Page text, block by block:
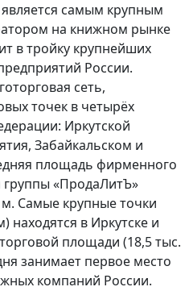
самым крупным
на книжном рынке
в тройку крупнейших
России.
сеть,
точек в четырёх
Иркутской
Забайкальском и
площадь фирменного
группы «ПродаЛитЪ»
м. Самые крупные точки
находятся в Иркутске и
площади (18,5 тыс.
занимает первое место
компаний России.